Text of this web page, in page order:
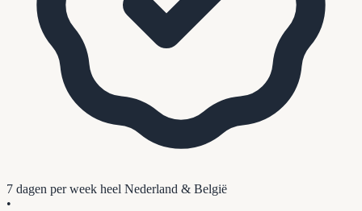
7 dagen per week heel Nederland & België
•